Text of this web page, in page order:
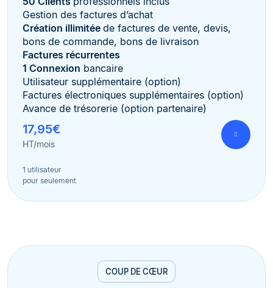
Gestion des factures d’achat
Création illimitée de factures de vente, devis,
bons de commande, bons de livraison
Factures récurrentes
1 Connexion bancaire
Utilisateur supplémentaire (option)
Factures électroniques supplémentaires (option)
Avance de trésorerie (option partenaire)
17,95€
HT/mois
1 utilisateur
pour seulement
COUP DE CŒUR